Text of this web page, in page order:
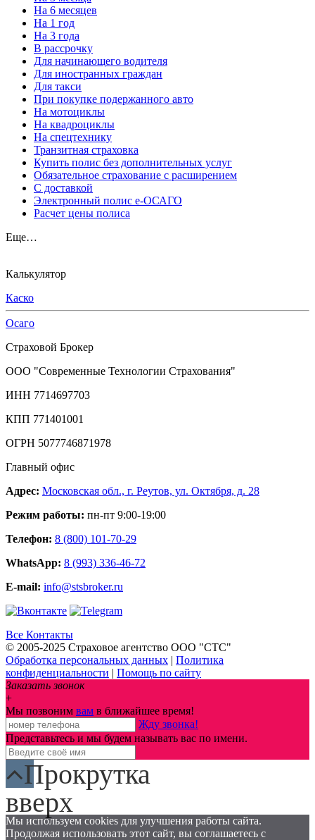
На 6 месяцев
На 1 год
На 3 года
В рассрочку
Для начинающего водителя
Для иностранных граждан
Для такси
При покупке подержанного авто
На мотоциклы
На квадроциклы
На спецтехнику
Транзитная страховка
Купить полис без дополнительных услуг
Обязательное страхование с расширением
С доставкой
Электронный полис е-ОСАГО
Расчет цены полиса
Еще…
Калькулятор
Каско
Осаго
Страховой Брокер
ООО "Современные Технологии Страхования"
ИНН 7714697703
КПП 771401001
ОГРН 5077746871978
Главный офис
Адрес: Московская обл., г. Реутов, ул. Октября, д. 28
Режим работы: пн-пт 9:00-19:00
Телефон: 8 (800) 101-70-29
WhatsApp: 8 (993) 336-46-72
E-mail: info@stsbroker.ru
Все Контакты
© 2005-2025 Страховое агентство ООО "СТС"
Обработка персональных данных | Политика
конфиденциальности | Помощь по сайту
Заказать звонок
+
Мы позвоним вам в ближайшее время!
Жду звонка!
Представьтесь и мы будем называть вас по имени.
Прокрутка
вверх
Мы используем cookies для улучшения работы сайта.
Продолжая использовать этот сайт, вы соглашаетесь с